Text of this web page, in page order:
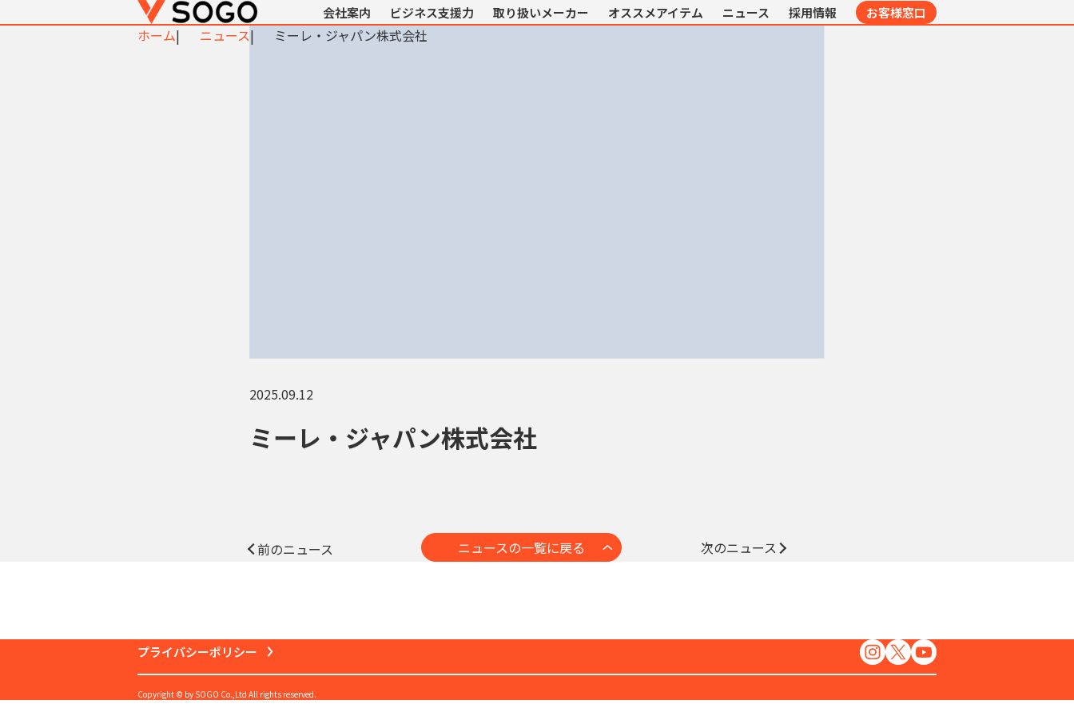
会社案内 ビジネス支援力 取り扱いメーカー オススメアイテム ニュース 採用情報 お客様窓口
ホーム ニュース ミーレ・ジャパン株式会社
2025.09.12
ミーレ・ジャパン株式会社
前のニュース ニュースの一覧に戻る 次のニュース
プライバシーポリシー
Copyright © by SOGO Co.,Ltd All rights reserved.